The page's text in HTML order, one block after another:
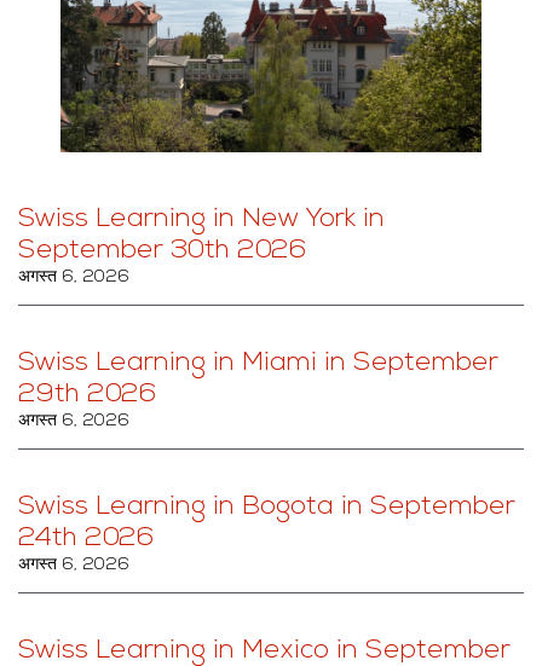
Swiss Learning in New York in
September 30th 2026
अगस्त 6, 2026
Swiss Learning in Miami in September
29th 2026
अगस्त 6, 2026
Swiss Learning in Bogota in September
24th 2026
अगस्त 6, 2026
Swiss Learning in Mexico in September